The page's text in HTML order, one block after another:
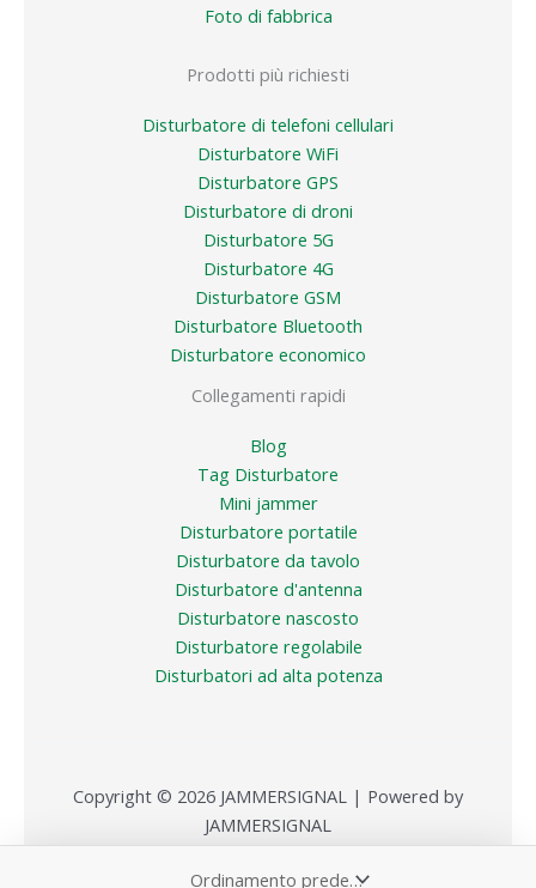
Foto di fabbrica
Prodotti più richiesti
Disturbatore di telefoni cellulari
Disturbatore WiFi
Disturbatore GPS
Disturbatore di droni
Disturbatore 5G
Disturbatore 4G
Disturbatore GSM
Disturbatore Bluetooth
Disturbatore economico
Collegamenti rapidi
Blog
Tag Disturbatore
Mini jammer
Disturbatore portatile
Disturbatore da tavolo
Disturbatore d'antenna
Disturbatore nascosto
Disturbatore regolabile
Disturbatori ad alta potenza
Copyright © 2026 JAMMERSIGNAL | Powered by
JAMMERSIGNAL